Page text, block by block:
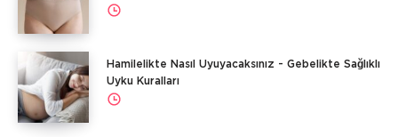
Hamilelikte Nasıl Uyuyacaksınız - Gebelikte Sağlıklı
Uyku Kuralları